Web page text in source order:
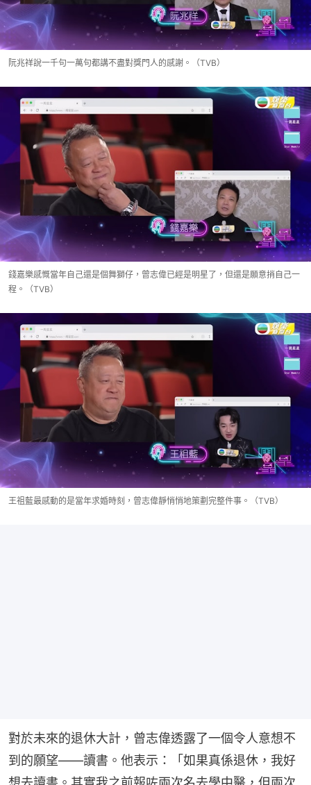
阮兆祥說一千句一萬句都講不盡對獎門人的感謝。（TVB）
錢嘉樂感慨當年自己還是個舞獅仔，曾志偉已經是明星了，但還是願意捎自己一
程。（TVB）
王祖藍最感動的是當年求婚時刻，曾志偉靜悄悄地策劃完整件事。（TVB）
對於未來的退休大計，曾志偉透露了一個令人意想不
到的願望——讀書。他表示：「如果真係退休，我好